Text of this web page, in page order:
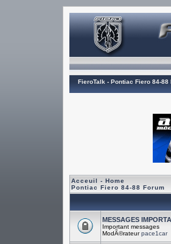
FieroTalk - Pontiac Fiero 84-88
Acceuil - Home
Pontiac Fiero 84-88 Forum
MESSAGES
Important messages
ModÃ©rateurpace1car